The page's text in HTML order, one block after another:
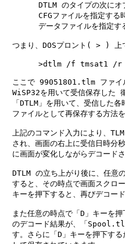
DTLM のタイプの次にオプシ
CFGファイルを指定する時、
データファイルを指定する場
つまり、DOSプロント( > ) 上で
>dtlm /f tmsat1 /r
ここで 99051801.tlm ファイ
WiSP32を用いて受信保存した
「DTLM」を用いて、受信した各
ファイルとして再保存する方法
上記のコマンド入力により、
され、画面の右上に受信日時分
に画面が変化しながらデコード
DTLM の立ち上がり後に、任意
すると、その時点で画面スクロ
キーを押下すると、再びデコード
また任意の時点で「D」キーを
のデコード結果が、「
す。さらに「D」キーを押下す